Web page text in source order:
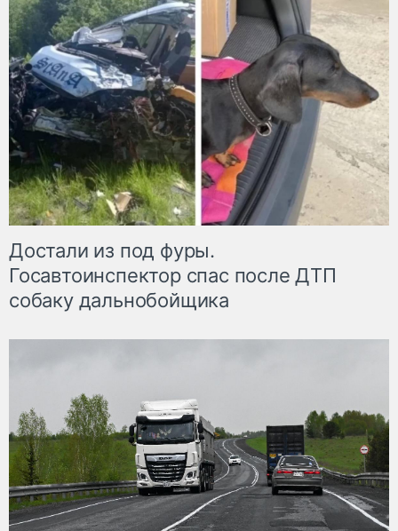
Достали из под фуры.
Госавтоинспектор спас после ДТП
собаку дальнобойщика